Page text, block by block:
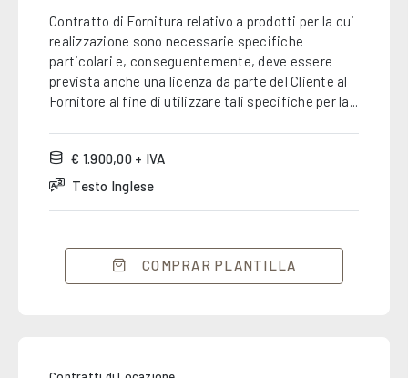
Contratto di Fornitura relativo a prodotti per la cui
realizzazione sono necessarie specifiche
particolari e, conseguentemente, deve essere
prevista anche una licenza da parte del Cliente al
Fornitore al fine di utilizzare tali specifiche per la...
€ 1.900,00 + IVA
Testo Inglese
COMPRAR PLANTILLA